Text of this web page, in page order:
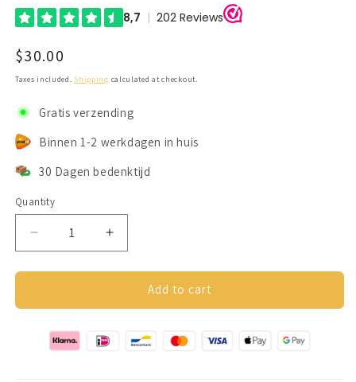
Regular
$30.00
Taxes included. Shipping calculated at checkout.
Gratis verzending
Binnen 1-2 werkdagen in huis
30 Dagen bedenktijd
Quantity
Decrease
quantity
for
Anxiety
(Zonnebloem)
Goudkleurig
Increase
quantity
for
Despora
Anxiety
(Zonnebloem)
Add to cart